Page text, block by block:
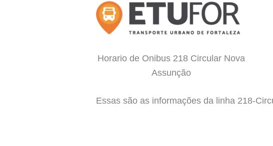
Horario de Onibus 218 Circular Nova
Assunção
Essas são as informações da linha 218-